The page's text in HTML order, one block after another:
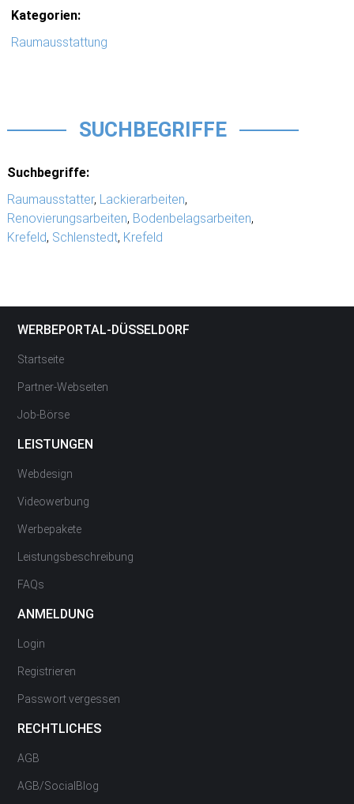
Kategorien:
Raumausstattung
SUCHBEGRIFFE
Suchbegriffe:
Raumausstatter, Lackierarbeiten,
Renovierungsarbeiten, Bodenbelagsarbeiten,
Krefeld, Schlenstedt, Krefeld
WERBEPORTAL-DÜSSELDORF
Startseite
Partner-Webseiten
Job-Börse
LEISTUNGEN
Webdesign
Videowerbung
Werbepakete
Leistungsbeschreibung
FAQs
ANMELDUNG
Login
Registrieren
Passwort vergessen
RECHTLICHES
AGB
AGB/SocialBlog